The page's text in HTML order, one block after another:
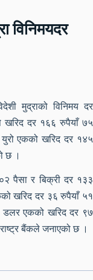
विनिमयदर
मुद्राको विनिमय दर
खरिद दर १६६ रुपैयाँ ७५
एकको खरिद दर १४५
छ ।
पैसा र बिक्री दर १३३
खरिद दर ३६ रुपैयाँ ५१
डलर एकको खरिद दर ९७
बैंकले जनाएको छ ।